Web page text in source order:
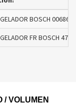
BOSCH
FR BOSCH
/ VOLUMEN